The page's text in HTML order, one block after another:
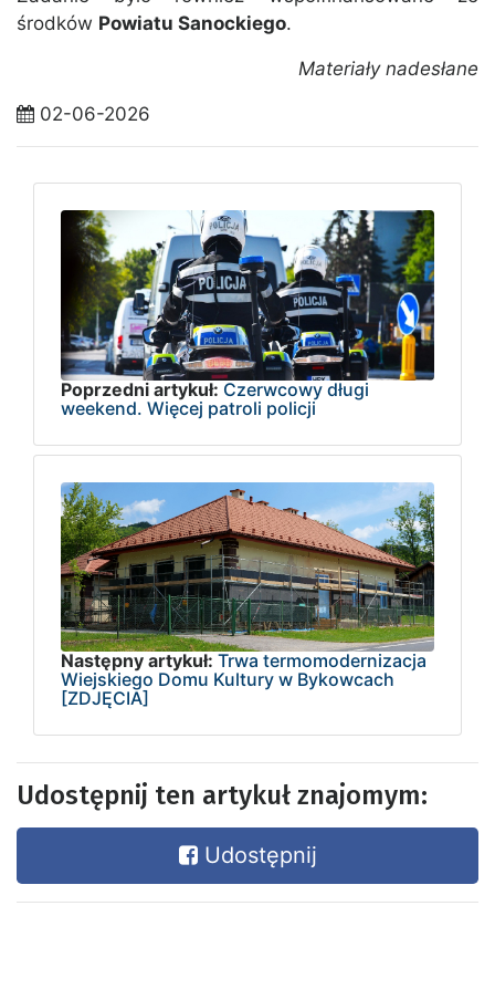
środków Powiatu Sanockiego.
Materiały nadesłane
02-06-2026
Poprzedni artykuł: Czerwcowy długi
weekend. Więcej patroli policji
Następny artykuł: Trwa termomodernizacja
Wiejskiego Domu Kultury w Bykowcach
[ZDJĘCIA]
Udostępnij ten artykuł znajomym:
Udostępnij